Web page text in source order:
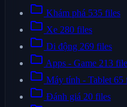
folder Khám phá 535 files
folder Xe 280 files
folder Di động 269 files
folder Apps - Game 213
folder Máy tính - Tablet 65
folder Đánh giá 20 files